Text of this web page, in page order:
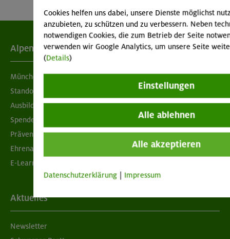
Alpenverein
München & Oberland
Standorte
Ausbildung & Jobs
Spenden
Prävention sexualisierter Gewalt
Ehrenamtsbörse
E-Learning
Aktuelles
Newsletter
Cookies helfen uns dabei, unsere Dienste möglichst
anzubieten, zu schützen und zu verbessern. Neben
notwendigen Cookies, die zum Betrieb der Seite
verwenden wir Google Analytics, um unsere Seite
(Details)
Einstellungen
Alle ablehnen
Alle akzeptieren
Datenschutzerklärung Impressum